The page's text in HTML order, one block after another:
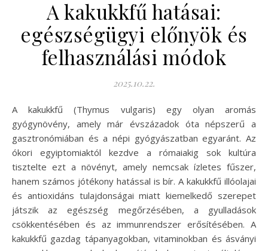
A kakukkfű hatásai:
egészségügyi előnyök és
felhasználási módok
2025.10.22.
A kakukkfű (Thymus vulgaris) egy olyan aromás
gyógynövény, amely már évszázadok óta népszerű a
gasztronómiában és a népi gyógyászatban egyaránt. Az
ókori egyiptomiaktól kezdve a rómaiakig sok kultúra
tisztelte ezt a növényt, amely nemcsak ízletes fűszer,
hanem számos jótékony hatással is bír. A kakukkfű illóolajai
és antioxidáns tulajdonságai miatt kiemelkedő szerepet
játszik az egészség megőrzésében, a gyulladások
csökkentésében és az immunrendszer erősítésében. A
kakukkfű gazdag tápanyagokban, vitaminokban és ásványi